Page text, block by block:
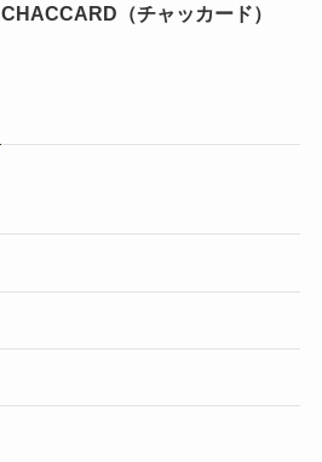
CHACCARD（チャッカード）